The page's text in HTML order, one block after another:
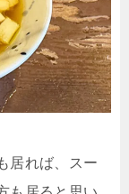
居れば、スー